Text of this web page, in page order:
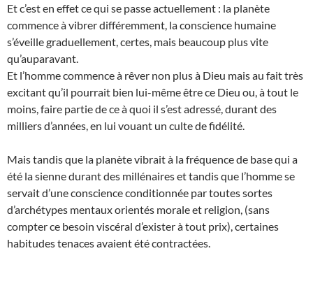
Et c’est en effet ce qui se passe actuellement : la planète
commence à vibrer différemment, la conscience humaine
s’éveille graduellement, certes, mais beaucoup plus vite
qu’auparavant.
Et l’homme commence à rêver non plus à Dieu mais au fait très
excitant qu’il pourrait bien lui-même être ce Dieu ou, à tout le
moins, faire partie de ce à quoi il s’est adressé, durant des
milliers d’années, en lui vouant un culte de fidélité.
Mais tandis que la planète vibrait à la fréquence de base qui a
été la sienne durant des millénaires et tandis que l’homme se
servait d’une conscience conditionnée par toutes sortes
d’archétypes mentaux orientés morale et religion, (sans
compter ce besoin viscéral d’exister à tout prix), certaines
habitudes tenaces avaient été contractées.